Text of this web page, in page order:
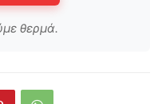
θερμά.